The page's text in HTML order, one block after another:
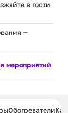
в гости
—
мероприятий
Обогреватели